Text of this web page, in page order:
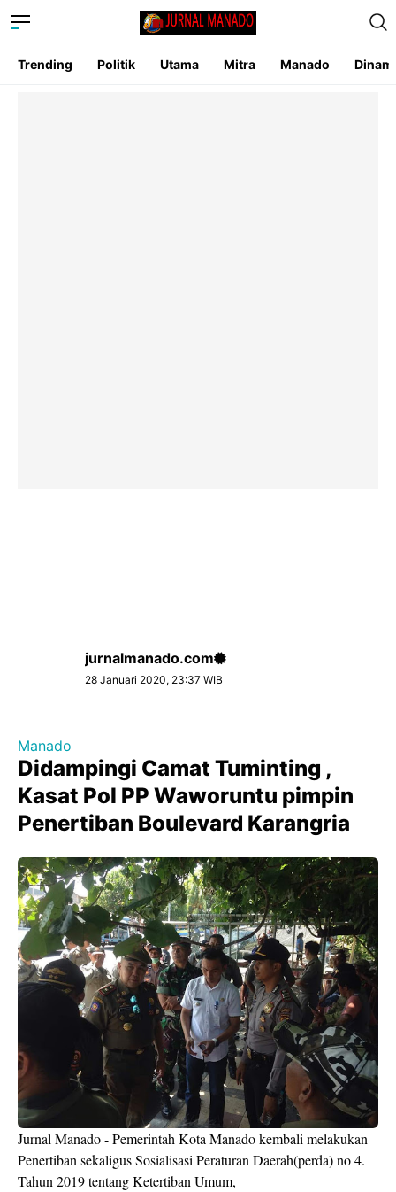
Trending Politik Utama Mitra Manado
jurnalmanado.com
28 Januari 2020, 23:37 WIB
Manado
Didampingi Camat Tuminting ,
Kasat Pol PP Waworuntu pimpin
Penertiban Boulevard Karangria
Jurnal Manado - Pemerintah Kota Manado kembali melakukan
Penertiban sekaligus Sosialisasi Peraturan Daerah(perda) no 4.
Tahun 2019 tentang Ketertiban Umum,